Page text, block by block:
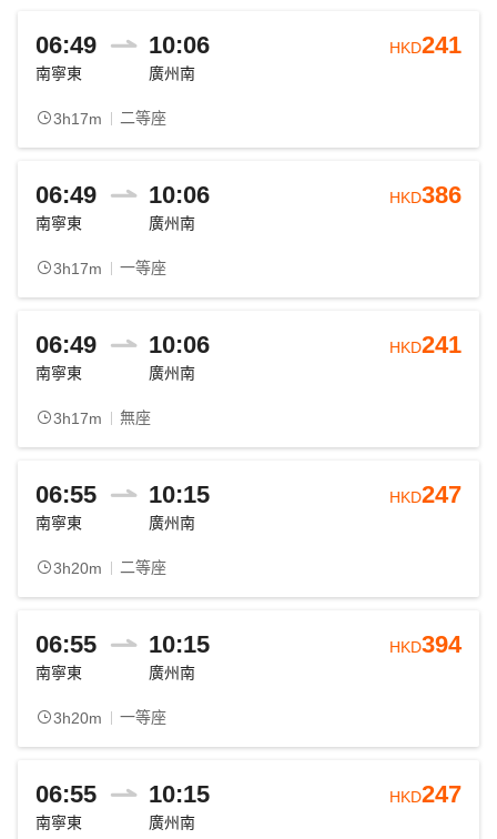
06:49 10:06
南寧東 廣州南
3h17m 二等座
HKD241
06:49 10:06
南寧東 廣州南
3h17m 一等座
HKD386
06:49 10:06
南寧東 廣州南
3h17m 無座
HKD241
06:55 10:15
南寧東 廣州南
3h20m 二等座
HKD247
06:55 10:15
南寧東 廣州南
3h20m 一等座
HKD394
06:55 10:15
南寧東 廣州南
HKD247